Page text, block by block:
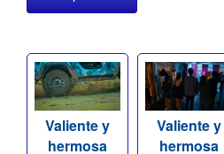
Valiente y
hermosa
Valiente y
hermosa